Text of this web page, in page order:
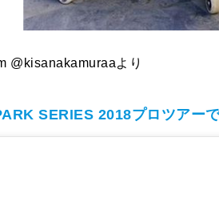
@kisanakamuraaより
SERIES 2018プロツアー